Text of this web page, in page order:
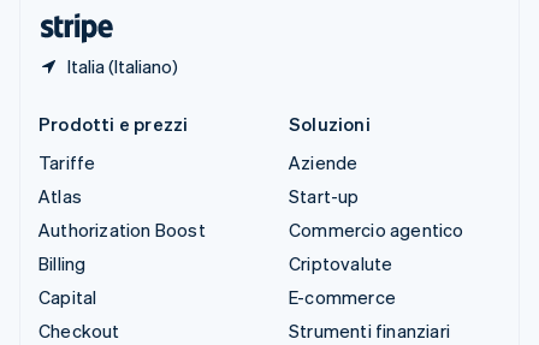
Italia (Italiano)
Prodotti e prezzi
Tariffe
Atlas
Authorization Boost
Billing
Capital
Checkout
Soluzioni
Aziende
Start-up
Commercio agentico
Criptovalute
E-commerce
Strumenti finanziari